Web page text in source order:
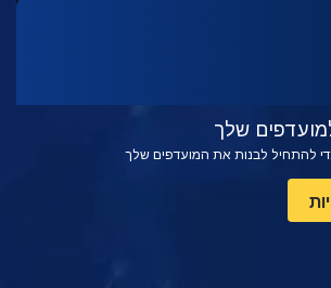
שלך
להתחיל לבנות את המועדפים שלך